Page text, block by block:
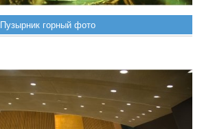
Пузырник горный фото